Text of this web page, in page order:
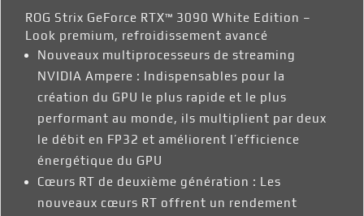
ROG Strix GeForce RTX™ 3090 White Edition –
Look premium, refroidissement avancé
Nouveaux multiprocesseurs de streaming
NVIDIA Ampere : Indispensables pour la
création du GPU le plus rapide et le plus
performant au monde, ils multiplient par deux
le débit en FP32 et améliorent l’efficience
énergétique du GPU
Cœurs RT de deuxième génération : Les
nouveaux cœurs RT offrent un rendement